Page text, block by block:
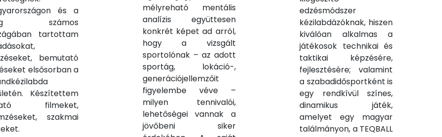
és a
számos
tartottam
bemutató
elsősorban a
Készítettem
filmeket,
szakmai
mélyreható mentális
analízis együttesen
konkrét képet ad arról,
hogy a vizsgált
sportolónak – az adott
sportág, lokáció-,
generációjellemzőit
figyelembe véve –
milyen tennivalói,
lehetőségei vannak a
jövőbeni siker
edzésmódszer
kézilabdázóknak, hiszen
kiválóan alkalmas a
játékosok technikai és
taktikai képzésére,
fejlesztésére; valamint
a szabadidősportként is
egy rendkívül színes,
dinamikus játék,
amelyet egy magyar
találmányon, a TEQBALL